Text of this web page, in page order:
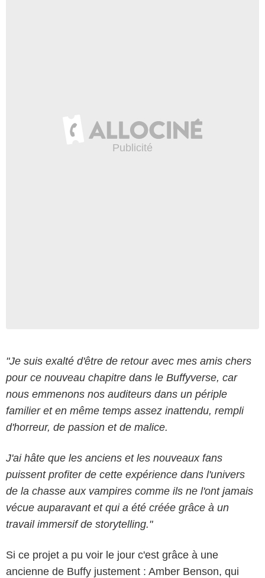
"Je suis exalté d'être de retour avec mes amis chers
pour ce nouveau chapitre dans le Buffyverse, car
nous emmenons nos auditeurs dans un périple
familier et en même temps assez inattendu, rempli
d'horreur, de passion et de malice.
J'ai hâte que les anciens et les nouveaux fans
puissent profiter de cette expérience dans l'univers
de la chasse aux vampires comme ils ne l'ont jamais
vécue auparavant et qui a été créée grâce à un
travail immersif de storytelling."
Si ce projet a pu voir le jour c'est grâce à une
ancienne de Buffy justement : Amber Benson, qui